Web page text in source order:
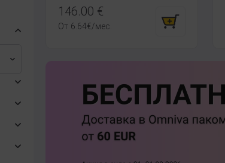
146.00 €
От 6.64€/мес.